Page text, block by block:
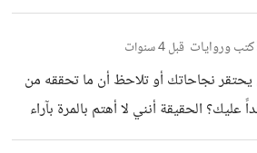
لا يحب الأذى ويريد دفع الأذى عن غيره،
بفعل الشاب، وتمنى الجميع أن يكون
الناتج عن التصرف، وحتى من لا
الموقف بسبب الخوف أو غيره، هو في
يستطيع. فـ حتى لو كان الإنسان يحاول أن
كتب وروايات قبل 4 سنوات
نجاحاتك أو تلاحظ أن ما تحققه من
عليك؟ الحقيقة أنني لا أهتم بالمرة بآراء
بي، وهذا منذ الصغر، لا أرى أي قيمة لكلام